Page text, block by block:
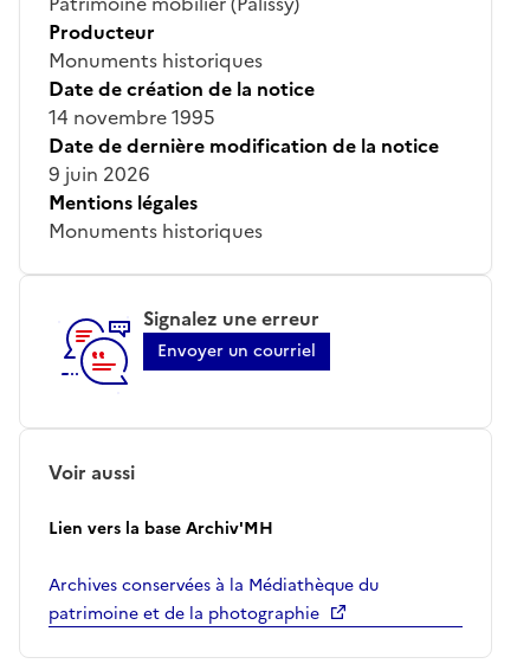
Producteur
Monuments historiques
Date de création de la notice
14 novembre 1995
Date de dernière modification de la notice
9 juin 2026
Mentions légales
Monuments historiques
Signalez une erreur
Envoyer un courriel
Voir aussi
Lien vers la base Archiv'MH
Archives conservées à la Médiathèque du
patrimoine et de la photographie